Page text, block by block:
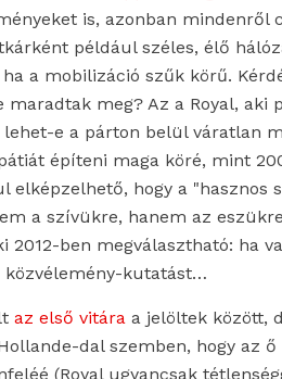
is, azonban mindenről
például széles, élő
a mobilizáció szűk körű.
meg? Az a Royal, aki
e a párton belül váratlan
építeni maga köré, mint
elképzelhető, hogy a "hasznos
a szívükre, hanem az
2012-ben megválasztható: ha
kutatást…
az első vitára a jelöltek között,
dal szemben, hogy az
(Royal ugyancsak